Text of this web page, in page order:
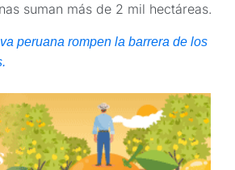
suman más de 2 mil hectáreas.
peruana rompen la barrera de los